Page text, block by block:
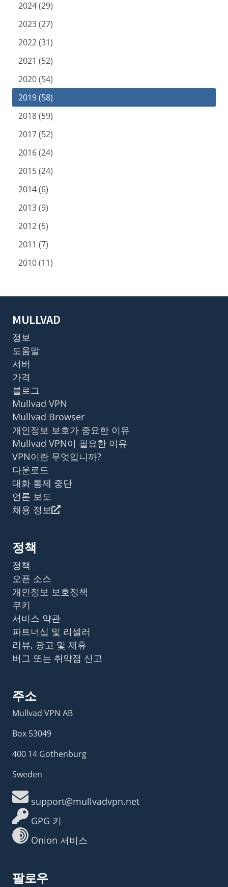
2024 (29)
2023 (27)
2022 (31)
2021 (52)
2020 (54)
2019 (58)
2018 (59)
2017 (52)
2016 (24)
2015 (24)
2014 (6)
2013 (9)
2012 (5)
2011 (7)
2010 (11)
MULLVAD
정보
도움말
서버
가격
블로그
Mullvad VPN
Mullvad Browser
개인정보 보호가 중요한 이유
Mullvad VPN이 필요한 이유
VPN이란 무엇입니까?
다운로드
대화 통제 중단
언론 보도
채용 정보
정책
정책
오픈 소스
개인정보 보호정책
쿠키
서비스 약관
파트너십 및 리셀러
리뷰, 광고 및 제휴
버그 또는 취약점 신고
주소
Mullvad VPN AB
Box 53049
400 14 Gothenburg
Sweden
support@mullvadvpn.net
GPG 키
Onion 서비스
팔로우